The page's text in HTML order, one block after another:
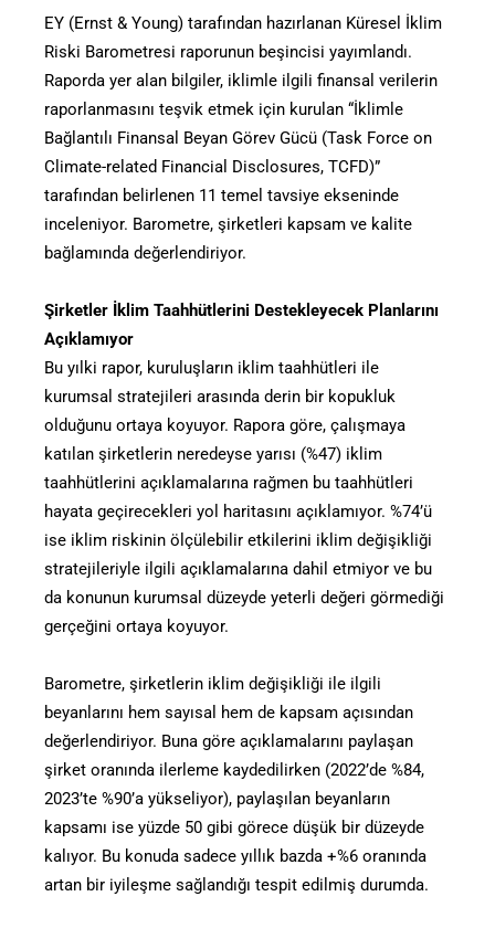
EY (Ernst & Young) tarafından hazırlanan Küresel İklim
Riski Barometresi raporunun beşincisi yayımlandı.
Raporda yer alan bilgiler, iklimle ilgili finansal verilerin
raporlanmasını teşvik etmek için kurulan “İklimle
Bağlantılı Finansal Beyan Görev Gücü (Task Force on
Climate-related Financial Disclosures, TCFD)”
tarafından belirlenen 11 temel tavsiye ekseninde
inceleniyor. Barometre, şirketleri kapsam ve kalite
bağlamında değerlendiriyor.
Şirketler İklim Taahhütlerini Destekleyecek Planlarını
Açıklamıyor
Bu yılki rapor, kuruluşların iklim taahhütleri ile
kurumsal stratejileri arasında derin bir kopukluk
olduğunu ortaya koyuyor. Rapora göre, çalışmaya
katılan şirketlerin neredeyse yarısı (%47) iklim
taahhütlerini açıklamalarına rağmen bu taahhütleri
hayata geçirecekleri yol haritasını açıklamıyor. %74’ü
ise iklim riskinin ölçülebilir etkilerini iklim değişikliği
stratejileriyle ilgili açıklamalarına dahil etmiyor ve bu
da konunun kurumsal düzeyde yeterli değeri görmediği
gerçeğini ortaya koyuyor.
Barometre, şirketlerin iklim değişikliği ile ilgili
beyanlarını hem sayısal hem de kapsam açısından
değerlendiriyor. Buna göre açıklamalarını paylaşan
şirket oranında ilerleme kaydedilirken (2022’de %84,
2023’te %90’a yükseliyor), paylaşılan beyanların
kapsamı ise yüzde 50 gibi görece düşük bir düzeyde
kalıyor. Bu konuda sadece yıllık bazda +%6 oranında
artan bir iyileşme sağlandığı tespit edilmiş durumda.